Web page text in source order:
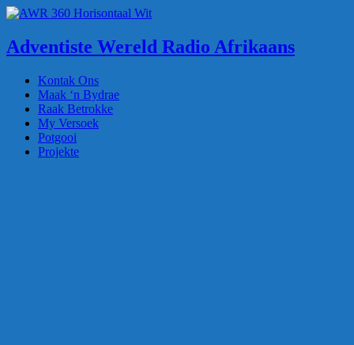
Adventiste Wereld Radio Afrikaans
Kontak Ons
Maak ‘n Bydrae
Raak Betrokke
My Versoek
Potgooi
Projekte